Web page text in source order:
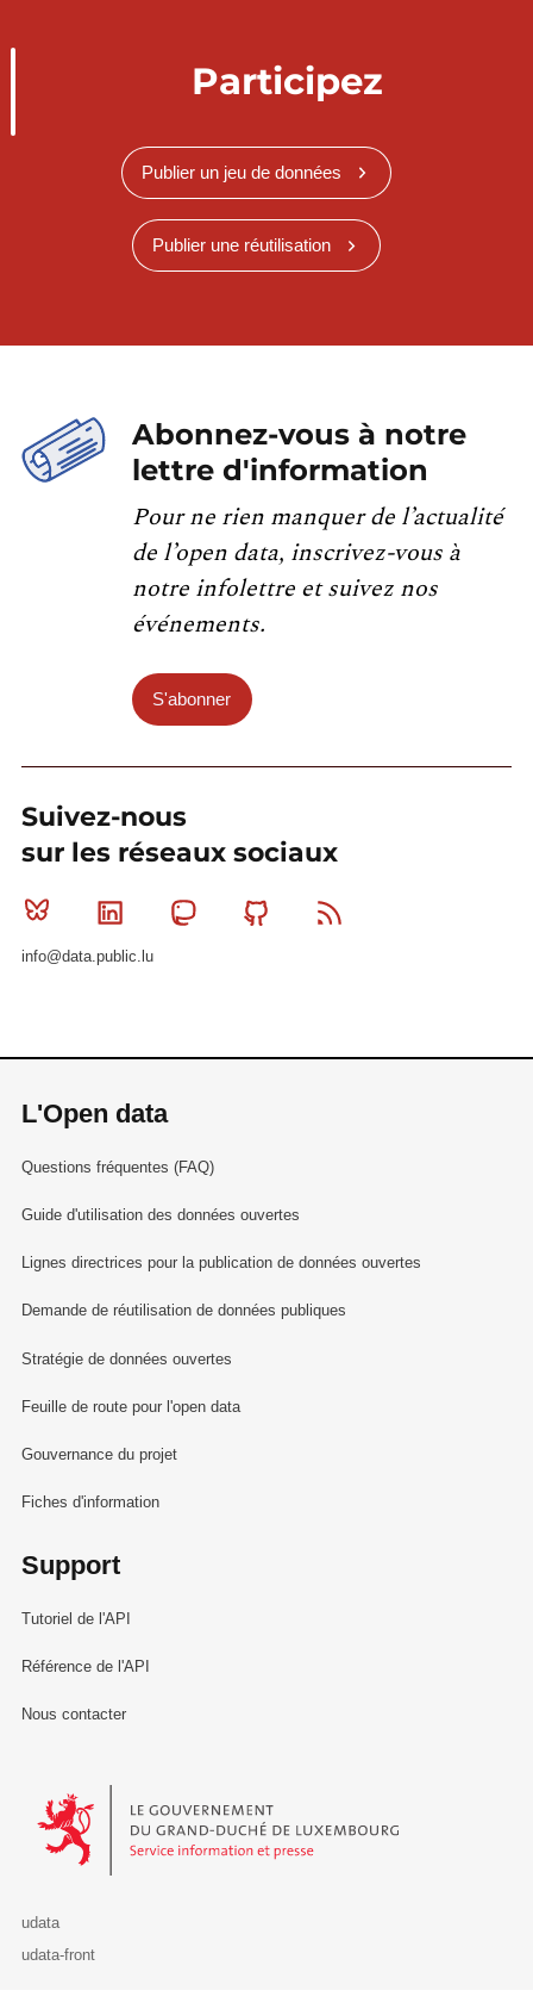
Participez
Publier un jeu de données
Publier une réutilisation
Abonnez-vous à notre
lettre d'information
Pour ne rien manquer de l’actualité
de l’open data, inscrivez-vous à
notre infolettre et suivez nos
événements.
S'abonner
Suivez-nous
sur les réseaux sociaux
Bluesky Linkedin MastodonGithub
info@data.public.lu
L'Open data
Questions fréquentes (FAQ)
Guide d'utilisation des données ouvertes
Lignes directrices pour la publication de données ouvertes
Demande de réutilisation de données publiques
Stratégie de données ouvertes
Feuille de route pour l'open data
Gouvernance du projet
Fiches d'information
Support
Tutoriel de l'API
Référence de l'API
Nous contacter
Le Gouvernement du Grand-Duché de Luxembourg - Service
udata
udata-front